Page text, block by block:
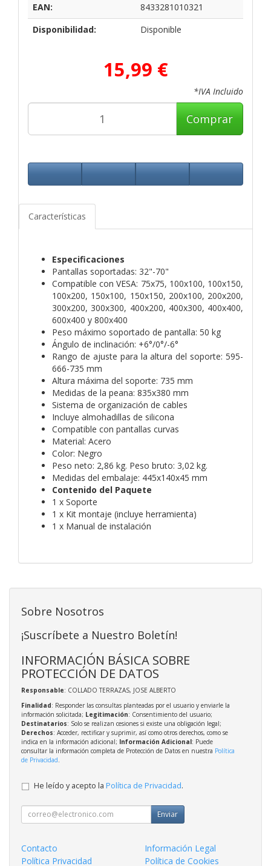
EAN:
8433281010321
Disponibilidad:
Disponible
15,99 €
*IVA Incluido
Comprar
Características
Especificaciones
Pantallas soportadas: 32"-70"
Compatible con VESA: 75x75, 100x100, 100x150,
100x200, 150x100, 150x150, 200x100, 200x200,
300x200, 300x300, 400x200, 400x300, 400x400,
600x400 y 800x400
Peso máximo soportado de pantalla: 50 kg
Ángulo de inclinación: +6°/0°/-6°
Rango de ajuste para la altura del soporte: 595-
666-735 mm
Altura máxima del soporte: 735 mm
Medidas de la peana: 835x380 mm
Sistema de organización de cables
Incluye almohadillas de silicona
Compatible con pantallas curvas
Material: Acero
Color: Negro
Peso neto: 2,86 kg. Peso bruto: 3,02 kg.
Medidas del embalaje: 445x140x45 mm
Contenido del Paquete
1 x Soporte
1 x Kit montaje (incluye herramienta)
1 x Manual de instalación
Sobre Nosotros
¡Suscríbete a Nuestro Boletín!
INFORMACIÓN BÁSICA SOBRE
PROTECCIÓN DE DATOS
Responsable: COLLADO TERRAZAS, JOSE ALBERTO
Finalidad: Responder las consultas planteadas por el usuario y enviarle la
información solicitada; Legitimación: Consentimiento del usuario;
Destinatarios: Solo se realizan cesiones si existe una obligación legal;
Derechos: Acceder, rectificar y suprimir, así como otros derechos, como se
indica en la información adicional; Información Adicional: Puede
consultar la información completa de Protección de Datos en nuestra Política
de Privacidad
He leído y acepto la Política de Privacidad.
Enviar
Contacto
Información Legal
Política Privacidad
Política de Cookies